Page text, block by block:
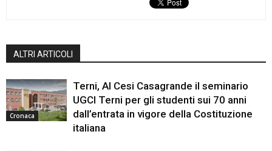
ALTRI ARTICOLI
Cronaca
Terni, Al Cesi Casagrande il seminario
UGCI Terni per gli studenti sui 70 anni
dall’entrata in vigore della Costituzione
italiana